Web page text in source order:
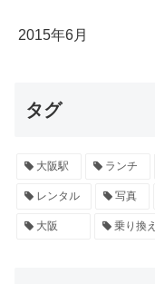
2015年6月
タグ
大阪駅 ランチ
レンタル 写真
大阪 乗り換え